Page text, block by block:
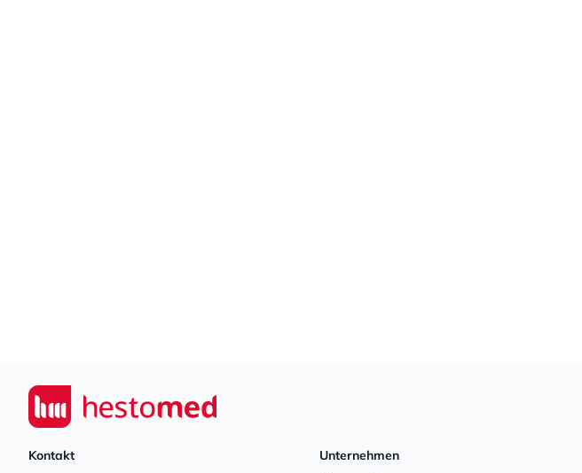
Seiwert GmbH
Kontakt
Unternehmen